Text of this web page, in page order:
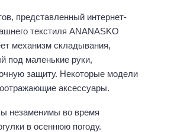
представленный интернет-
текстиля ANANASKO
механизм складывания,
под маленькие руки,
защиту. Некоторые модели
аксессуары.
незаменимы во время
в осеннюю погоду.